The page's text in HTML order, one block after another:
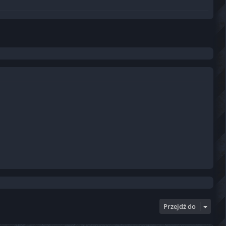
Przejdź do